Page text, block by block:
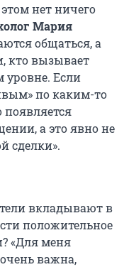
нет ничего
Мария
общаться, а
кто вызывает
уровне. Если
по каким-то
а это явно не
сделки».
вкладывают в
положительное
«Для меня
важна,